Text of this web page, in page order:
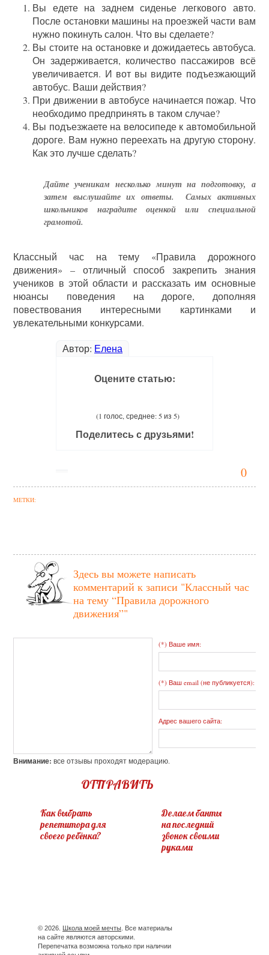
0
Вы едете на заднем сиденье легкового авто.
После остановки машины на проезжей части вам
нужно покинуть салон. Что вы сделаете?
Вы стоите на остановке и дожидаетесь автобуса.
Он задерживается, количество пассажиров всё
увеличивается. И вот вы видите подъезжающий
автобус. Ваши действия?
При движении в автобусе начинается пожар. Что
необходимо предпринять в таком случае?
Вы подъезжаете на велосипеде к автомобильной
дороге. Вам нужно переехать на другую сторону.
Как это лучше сделать?
Дайте ученикам несколько минут на подготовку, а
затем выслушайте их ответы. Самых активных
школьников наградите оценкой или специальной
грамотой.
Классный час на тему «Правила дорожного
движения» – отличный способ закрепить знания
учеников в этой области и рассказать им основные
нюансы поведения на дороге, дополняя
повествования интересными картинками и
увлекательными конкурсами.
Автор: Елена
Оцените статью:
(1 голос, среднее: 5 из 5)
Поделитесь с друзьями!
МЕТКИ:
Здесь вы можете написать
комментарий к записи "Классный час
на тему “Правила дорожного
движения”"
(*) Ваше имя:
(*) Ваш email (не публикуется):
Адрес вашего сайта:
Внимание: все отзывы проходят модерацию.
ОТПРАВИТЬ
Как выбрать
репетитора для
своего ребёнка?
Делаем банты
на последний
звонок своими
руками
© 2026. Школа моей мечты . Все материалы
на сайте являются авторскими.
Перепечатка возможна только при наличии